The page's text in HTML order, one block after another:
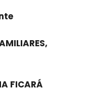
FICARÁ